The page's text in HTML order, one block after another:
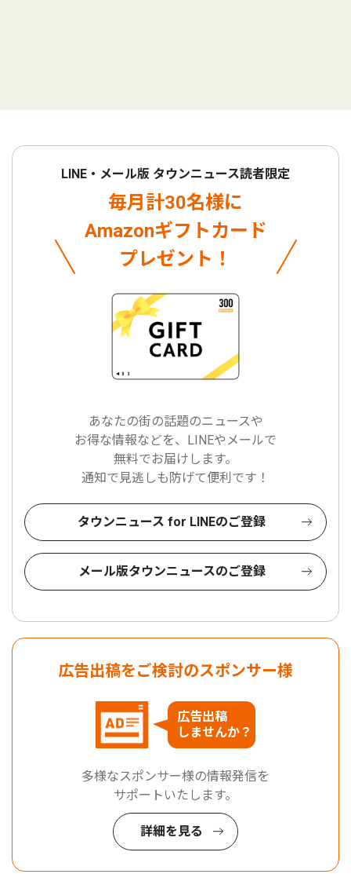
LINE・メール版 タウンニュース読者限定
毎月計30名様に
Amazonギフトカード
プレゼント！
あなたの街の話題のニュースや
お得な情報などを、LINEやメールで
無料でお届けします。
通知で見逃しも防げて便利です！
タウンニュース for LINEのご登録
メール版タウンニュースのご登録
広告出稿をご検討のスポンサー様
広告出稿
しませんか？
多様なスポンサー様の情報発信を
サポートいたします。
詳細を見る